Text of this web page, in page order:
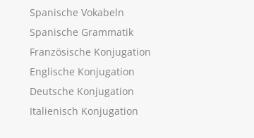
Spanische Vokabeln
Spanische Grammatik
Französische Konjugation
Englische Konjugation
Deutsche Konjugation
Italienisch Konjugation